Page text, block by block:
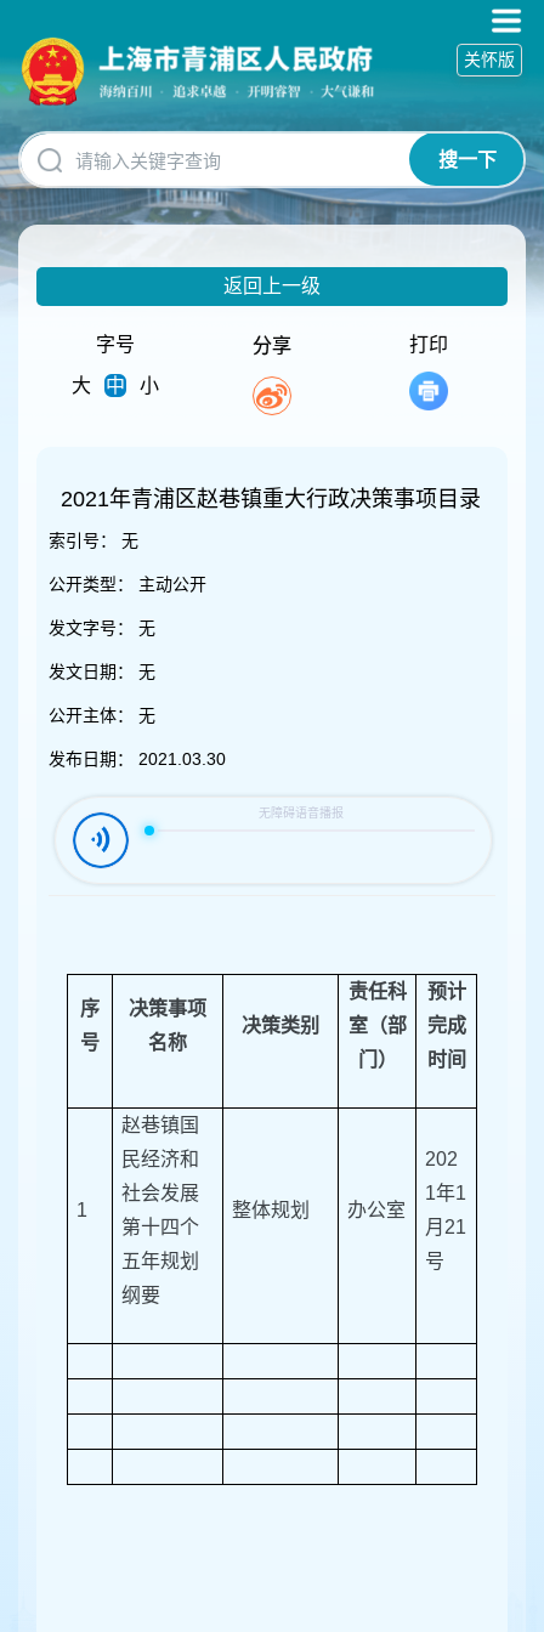
碍
操
明
跳
转
到
网
搜一下
关怀版
返回上一级
字号
大
中 小
分享 打印
2021年青浦区赵巷镇重大行政决策事项目录
索引号： 无
公开类型： 主动公开
发文字号： 无
发文日期： 无
公开主体： 无
发布日期： 2021.03.30
序
号
决策事项
名称
决策类别
责任科
室（部
门）
预计
完成
时间
1
赵巷镇国
民经济和
社会发展
第十四个
五年规划
纲要
整体规划 办公室
202
1年1
月21
号